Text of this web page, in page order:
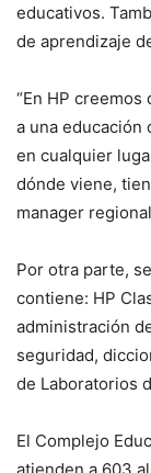
educativos.
de aprendizaje
“En HP
a una educación
en cualquier
dónde viene,
manager
Por otra parte,
contiene: HP
administración
seguridad,
de Laboratorios
El Complejo
atienden a 603